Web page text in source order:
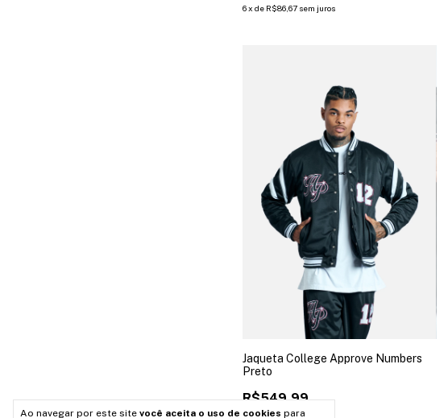
Ao navegar por este site você aceita o uso de cookies para
6x de R$86,67 sem juros
Jaqueta College Approve Numbers
Preto
R$549,99
6xdeR$91,67 sem juros